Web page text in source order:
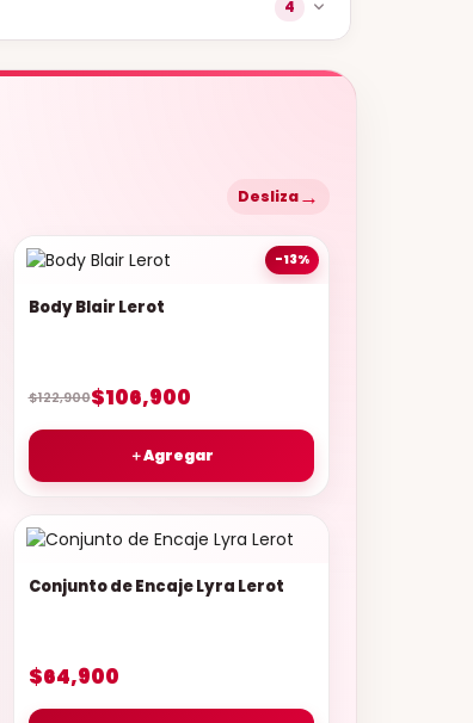
4
Desliza→
-13%
Body Blair Lerot
$122,900$106,900
＋Agregar
Conjunto de Encaje Lyra Lerot
$64,900